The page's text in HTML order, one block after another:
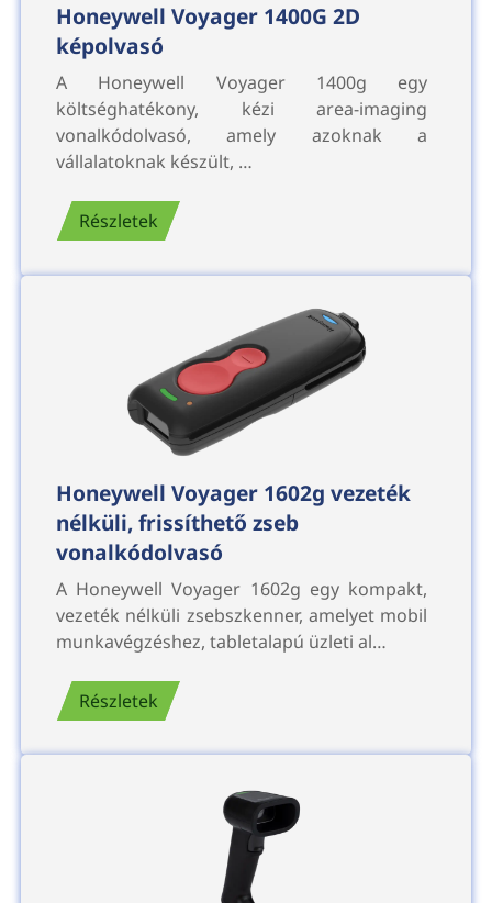
Honeywell Voyager 1400G 2D
képolvasó
A Honeywell Voyager 1400g egy
költséghatékony, kézi area-imaging
vonalkódolvasó, amely azoknak a
vállalatoknak készült, …
Részletek
Honeywell Voyager 1602g vezeték
nélküli, frissíthető zseb
vonalkódolvasó
A Honeywell Voyager 1602g egy kompakt,
vezeték nélküli zsebszkenner, amelyet mobil
munkavégzéshez, tabletalapú üzleti al…
Részletek